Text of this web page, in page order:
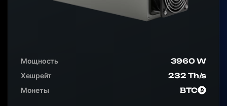
Мощность
3960 W
Хешрейт
232 Th/s
Монеты
BTC